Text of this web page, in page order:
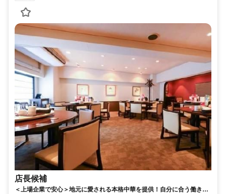
店長候補
＜上場企業で安心＞地元に愛される本格中華を提供！自分に合う働き方